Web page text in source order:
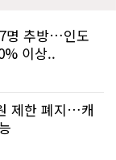
명 추방…인도
이상..
제한 폐지…캐